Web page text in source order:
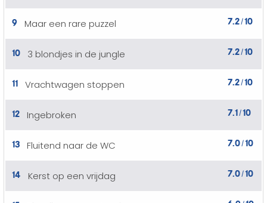
9 Maar een rare puzzel 7.2/10
10 3 blondjes in de jungle 7.2/10
11 Vrachtwagen stoppen 7.2/10
12 Ingebroken 7.1/10
13 Fluitend naar de WC 7.0/10
14 Kerst op een vrijdag 7.0/10